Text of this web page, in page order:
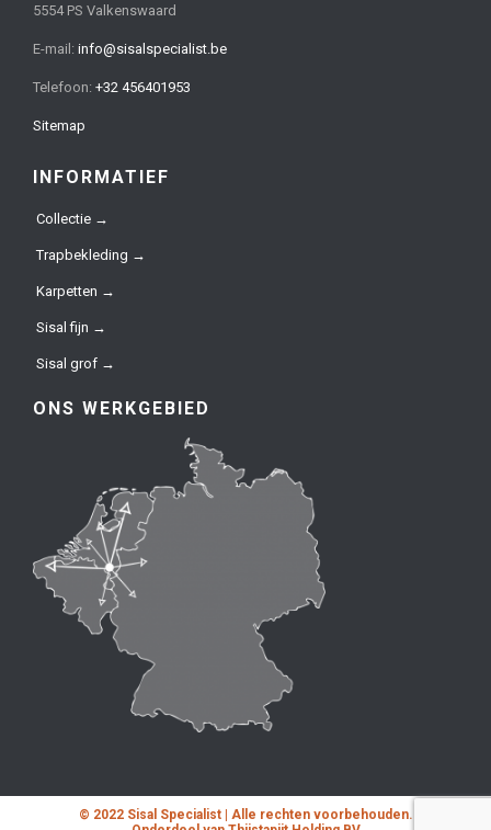
5554 PS Valkenswaard
E-mail: info@sisalspecialist.be
Telefoon: +32 456401953
Sitemap
INFORMATIEF
Collectie →
Trapbekleding →
Karpetten →
Sisal fijn →
Sisal grof →
ONS WERKGEBIED
© 2022 Sisal Specialist | Alle rechten voorbehouden.